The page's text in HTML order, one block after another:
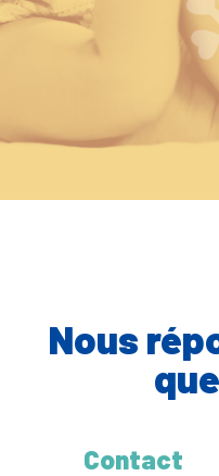
Nous
Contact